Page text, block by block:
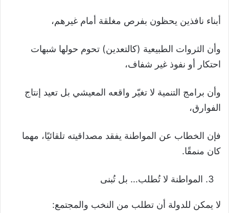
أبناء نافذين يحظون بفرص مغلقة أمام غيرهم،
وأن الثروات الطبيعية (كالتعدين) تحوم حولها شبهات
احتكار أو نفوذ غير شفاف،
وأن برامج التنمية لا تغيّر واقعه المعيشي بل تعيد إنتاج
الفوارق،
فإن الخطاب عن المواطنة يفقد مصداقيته تلقائيًا، مهما
كان منمقًا.
المواطنة لا تُطلب… بل تُبنى
لا يمكن للدولة أن تطلب من النخب والمجتمع: